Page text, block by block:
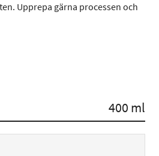
Upprepa gärna processen och
400 ml